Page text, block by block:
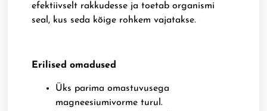
efektiivselt rakkudesse ja toetab organismi
seal, kus seda kõige rohkem vajatakse.
Erilised omadused
Üks parima omastuvusega
magneesiumivorme turul.